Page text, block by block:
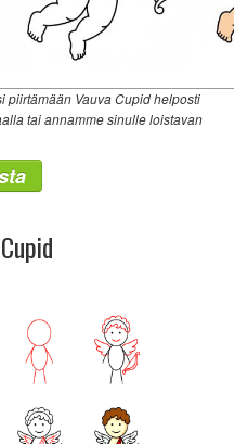
piirtämään Vauva Cupid helposti
tai annamme sinulle loistavan